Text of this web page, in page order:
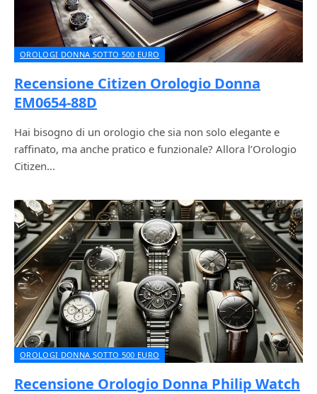
OROLOGI DONNA SOTTO 500 EURO
Recensione Citizen Orologio Donna
EM0654-88D
Hai bisogno di un orologio che sia non solo elegante e
raffinato, ma anche pratico e funzionale? Allora l’Orologio
Citizen…
OROLOGI DONNA SOTTO 500 EURO
Recensione Orologio Donna Philip Watch